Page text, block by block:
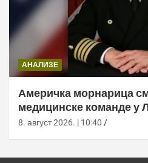
АНАЛИЗЕ
Америчка морнарица
медицинске команде у
8. август 2026. | 10:40